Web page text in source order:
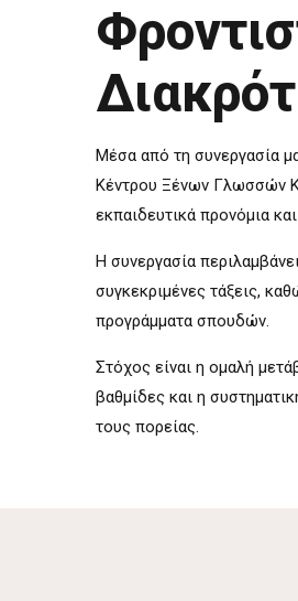
Μέσα από τη συνεργασία
Κέντρου Ξένων Γλωσσών
εκπαιδευτικά προνόμια
Η συνεργασία
συγκεκριμένες τάξεις,
προγράμματα σπουδών.
Στόχος είναι η ομαλή
βαθμίδες και η
τους πορείας.